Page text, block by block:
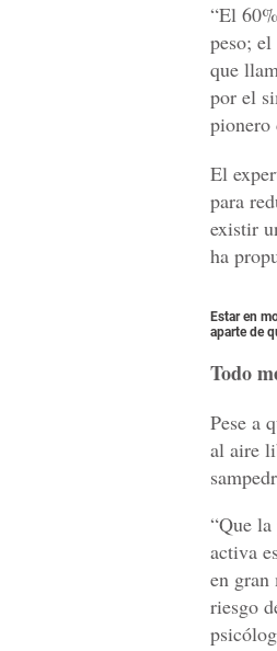
“El
peso;
que
por el
pionero
El
para
existir
ha
Estar en
aparte de
Todo
Pese a
al aire
“Que
activa
en
riesgo